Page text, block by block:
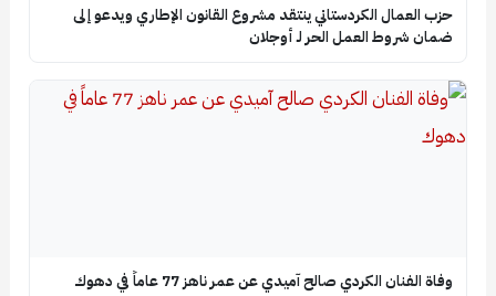
حزب العمال الكردستاني ينتقد مشروع القانون الإطاري ويدعو إلى
ضمان شروط العمل الحر لـ أوجلان
وفاة الفنان الكردي صالح آميدي عن عمر ناهز 77 عاماً في دهوك